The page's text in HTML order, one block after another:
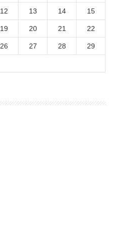
12 13 14 15
19 20 21 22
26 27 28 29